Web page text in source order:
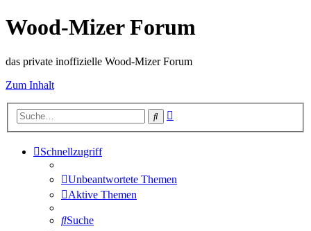
Wood-Mizer Forum
das private inoffizielle Wood-Mizer Forum
Zum Inhalt
Suche
Schnellzugriff
Unbeantwortete Themen
Aktive Themen
Suche